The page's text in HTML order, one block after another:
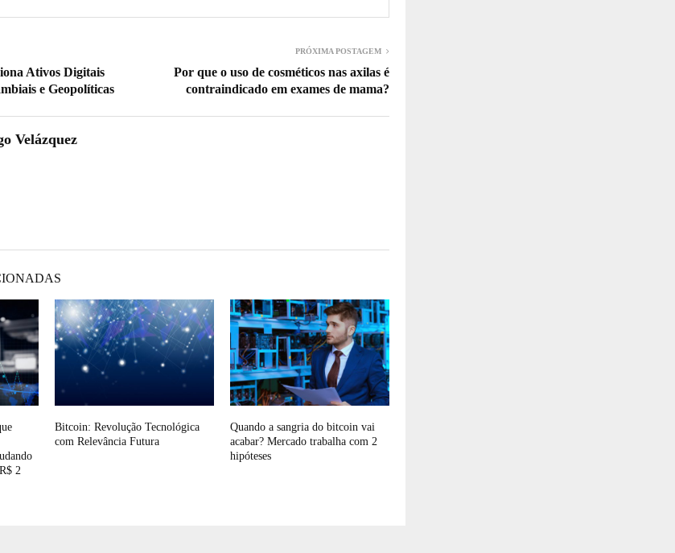
Ativos Digitais
e Geopolíticas
PRÓXIMA POSTAGEM
Por que o uso de cosméticos nas axilas é
contraindicado em exames de mama?
Velázquez
2
Bitcoin: Revolução Tecnológica
com Relevância Futura
Quando a sangria do bitcoin vai
acabar? Mercado trabalha com 2
hipóteses